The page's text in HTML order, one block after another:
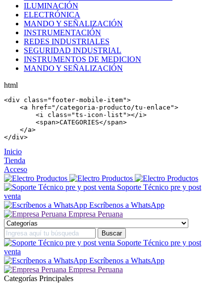
ILUMINACIÓN
ELECTRÓNICA
MANDO Y SEÑALIZACIÓN
INSTRUMENTACIÓN
REDES INDUSTRIALES
SEGURIDAD INDUSTRIAL
INSTRUMENTOS DE MEDICION
MANDO Y SEÑALIZACIÓN
html
<div class="footer-mobile-item">
    <
a href="/categoria-producto/tu-enlace">
        <
i class="ts-icon-list"></i >
        <
span>CATEGORIES</span>
    </
a>
</div>
Inicio
Tienda
Acceso
Soporte Técnico pre y post
venta
Escríbenos a WhatsApp
Empresa Peruana
Soporte Técnico pre y post
venta
Escríbenos a WhatsApp
Empresa Peruana
Categorías Principales